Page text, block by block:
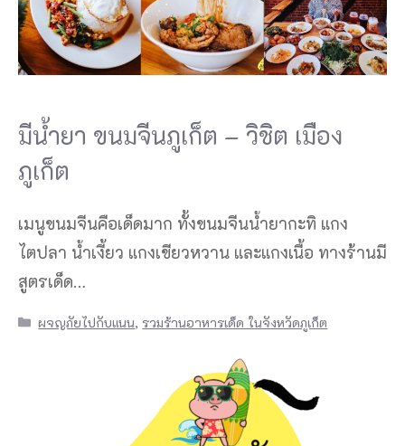
มีน้ำยา ขนมจีนภูเก็ต – วิชิต เมือง
ภูเก็ต
เมนูขนมจีนคือเด็ดมาก ทั้งขนมจีนน้ำยากะทิ แกง
ไตปลา น้ำเงี้ยว แกงเขียวหวาน และแกงเนื้อ ทางร้านมี
สูตรเด็ด…
Categories
ผจญภัยไปกับแนน, รวมร้านอาหารเด็ด ในจังหวัดภูเก็ต